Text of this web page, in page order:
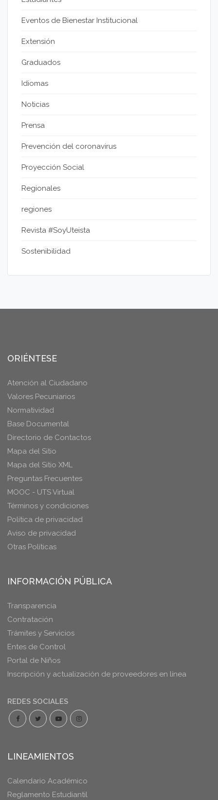
Eventos de Bienestar Institucional
Extensión
Graduados
Idiomas
Noticias
Prensa
Prevención del coronavirus
Proyección Social
Regionales
regiones
Revista #SoyUteista
Sostenibilidad
ORIÉNTESE
Atención al Ciudadano
Valores Pecuniarios
Normatividad
Base Documental
Directorio de Contactos
Mapa del Sitio
Mapa del Sitio XML
Preguntas Frecuentes
MOOC - UTS Virtual
Términos y condiciones
Política de privacidad
Aviso de privacidad
Otras Políticas
INFORMACIÓN PÚBLICA
Transparencia
Contratación
Trámites y Servicios
Entes de Control
Portal de Niños
Inscripción y actualización de proveedores en línea
REDES SOCIALES
LINEAMIENTOS
Calendario Académico
Reglamento Estudiantil